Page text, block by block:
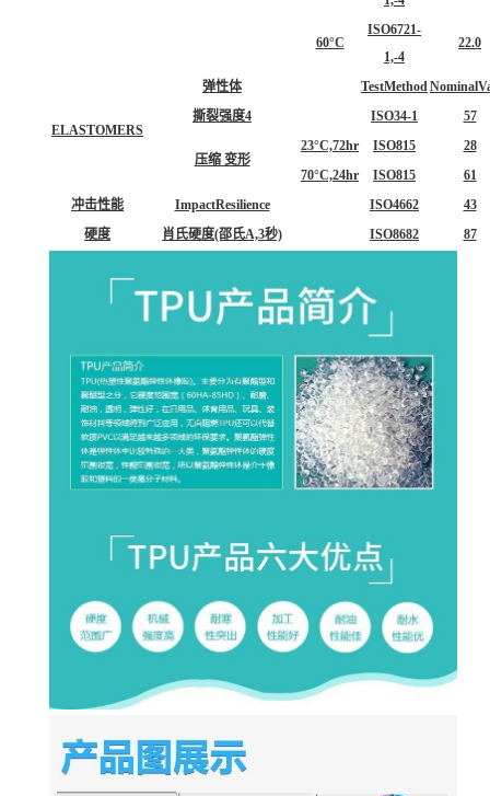
60°C
ISO6721-
1,-4
22.0
ELASTOMERS
弹性体 TestMethod
撕裂强度4
ISO34-1 57
压缩 变形
23°C,72hr ISO815
28
70°C,24hr
ISO815
61
冲击性能
ImpactResilience ISO4662
43
硬度
肖氏硬度(邵氏A,3秒) ISO8682 87